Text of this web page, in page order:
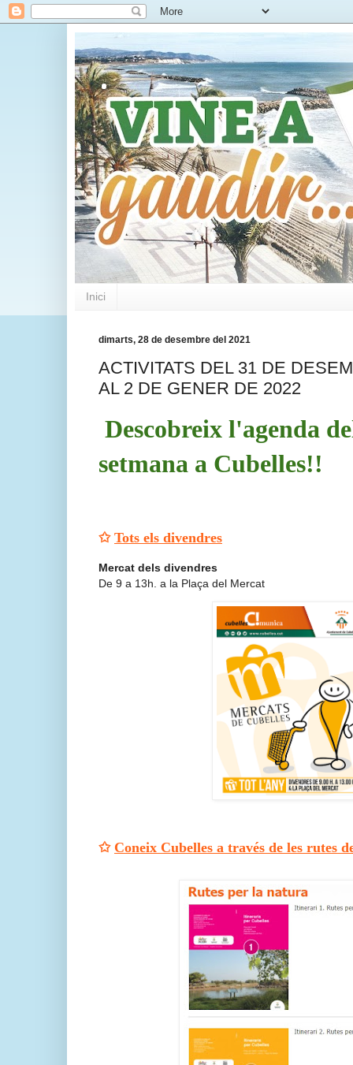
.
Inici
dimarts, 28 de desembre del 2021
ACTIVITATS DEL 31 DE
AL 2 DE GENER DE 2022
Descobreix l'agenda
setmana a Cubelles!!
✩ Tots els divendres
Mercat dels divendres
De 9 a 13h. a la Plaça del Mercat
✩ Coneix Cubelles a través de les rutes